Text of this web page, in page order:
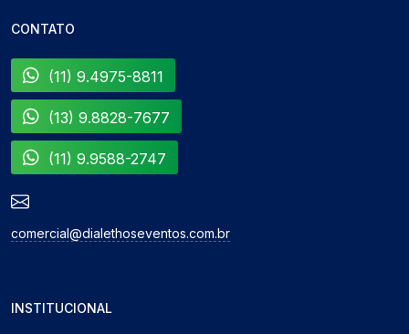
CONTATO
(11) 9.4975-8811
(13) 9.8828-7677
(11) 9.9588-2747
comercial@dialethoseventos.com.br
INSTITUCIONAL